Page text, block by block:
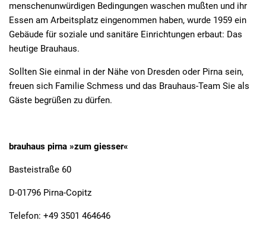
menschenunwürdigen Bedingungen waschen mußten und ihr
Essen am Arbeitsplatz eingenommen haben, wurde 1959 ein
Gebäude für soziale und sanitäre Einrichtungen erbaut: Das
heutige Brauhaus.
Sollten Sie einmal in der Nähe von Dresden oder Pirna sein,
freuen sich Familie Schmess und das Brauhaus-Team Sie als
Gäste begrüßen zu dürfen.
brauhaus pirna »zum giesser«
Basteistraße 60
D-01796 Pirna-Copitz
Telefon: +49 3501 464646